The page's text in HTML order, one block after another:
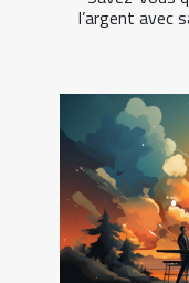
l’argent avec